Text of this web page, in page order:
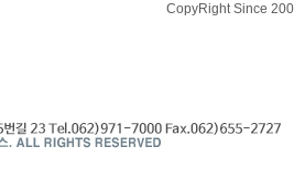
CopyRight Since